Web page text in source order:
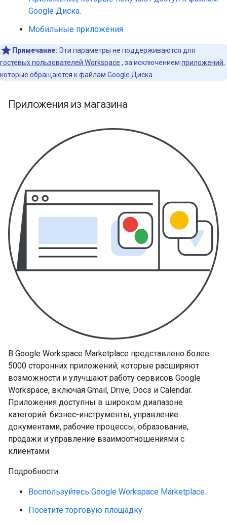
Google Диска.
Мобильные приложения
Примечание: Эти параметры не поддерживаются для
гостевых пользователей Workspace , за исключением приложений,
которые обращаются к файлам Google Диска
Приложения из магазина
В Google Workspace Marketplace представлено более
5000 сторонних приложений, которые расширяют
возможности и улучшают работу сервисов Google
Workspace, включая Gmail, Drive, Docs и Calendar.
Приложения доступны в широком диапазоне
категорий: бизнес-инструменты, управление
документами, рабочие процессы, образование,
продажи и управление взаимоотношениями с
клиентами.
Подробности:
Воспользуйтесь Google Workspace Marketplace.
Посетите торговую площадку